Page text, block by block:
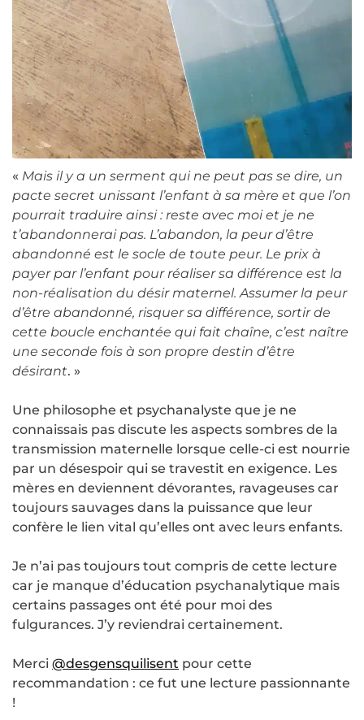
« Mais il y a un serment qui ne peut pas se dire, un
pacte secret unissant l’enfant à sa mère et que l’on
pourrait traduire ainsi : reste avec moi et je ne
t’abandonnerai pas. L’abandon, la peur d’être
abandonné est le socle de toute peur. Le prix à
payer par l’enfant pour réaliser sa différence est la
non-réalisation du désir maternel. Assumer la peur
d’être abandonné, risquer sa différence, sortir de
cette boucle enchantée qui fait chaîne, c’est naître
une seconde fois à son propre destin d’être
désirant. »
Une philosophe et psychanalyste que je ne
connaissais pas discute les aspects sombres de la
transmission maternelle lorsque celle-ci est nourrie
par un désespoir qui se travestit en exigence. Les
mères en deviennent dévorantes, ravageuses car
toujours sauvages dans la puissance que leur
confère le lien vital qu’elles ont avec leurs enfants.
Je n’ai pas toujours tout compris de cette lecture
car je manque d’éducation psychanalytique mais
certains passages ont été pour moi des
fulgurances. J’y reviendrai certainement.
Merci @desgensquilisent pour cette
recommandation : ce fut une lecture passionnante
!